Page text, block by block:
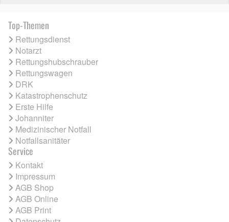
Top-Themen
Rettungsdienst
Notarzt
Rettungshubschrauber
Rettungswagen
DRK
Katastrophenschutz
Erste Hilfe
Johanniter
Medizinischer Notfall
Notfallsanitäter
Service
Kontakt
Impressum
AGB Shop
AGB Online
AGB Print